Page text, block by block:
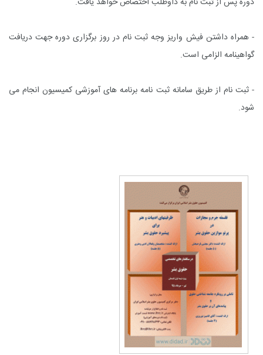
- همراه داشتن فیش واریز وجه ثبت نام در روز برگزاری دوره جهت دریافت
گواهینامه الزامی است.
- ثبت نام از طریق سامانه ثبت نامه برنامه های آموزشی کمیسیونانجام می
شود.